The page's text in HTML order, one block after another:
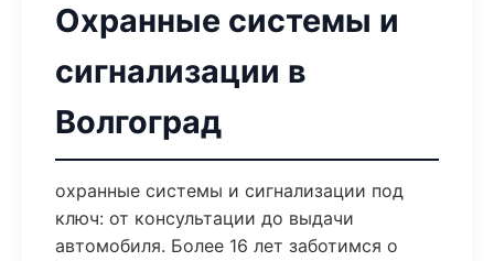
Охранные системы и
сигнализации в
Волгоград
охранные системы и сигнализации под
ключ: от консультации до выдачи
автомобиля. Более 16 лет заботимся о